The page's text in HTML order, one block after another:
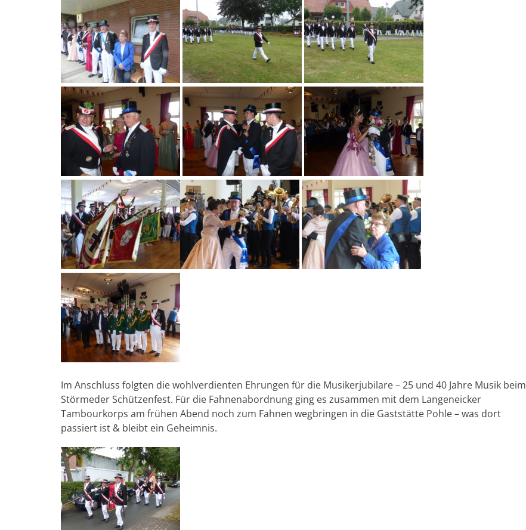
Im Anschluss folgten die wohlverdienten Ehrungen für die Musikerjubilare – 25 und 40 Jahre Musik beim
Störmeder Schützenfest. Für die Fahnenabordnung ging es zusammen mit dem Langeneicker
Tambourkorps am frühen Abend noch zum Fahnen wegbringen in die Gaststätte Pohle – was dort
passiert ist & bleibt ein Geheimnis.